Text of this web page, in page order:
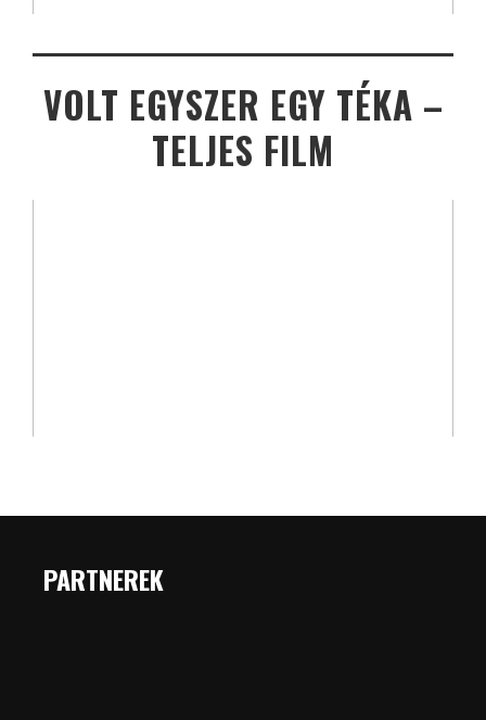
VOLT EGYSZER EGY TÉKA –
TELJES FILM
PARTNEREK